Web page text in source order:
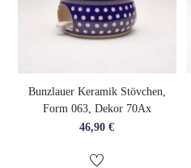
Bunzlauer Keramik Stövchen,
Form 063, Dekor 70Ax
46,90€